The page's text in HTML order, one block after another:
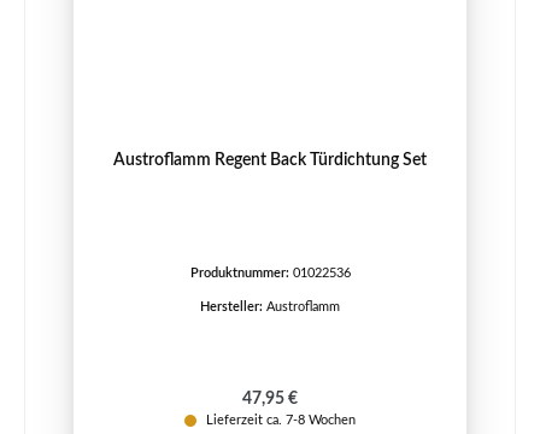
Austroflamm Regent Back Türdichtung Set
Produktnummer: 01022536
Hersteller: Austroflamm
Regulärer Preis:
47,95 €
Lieferzeit ca. 7-8 Wochen